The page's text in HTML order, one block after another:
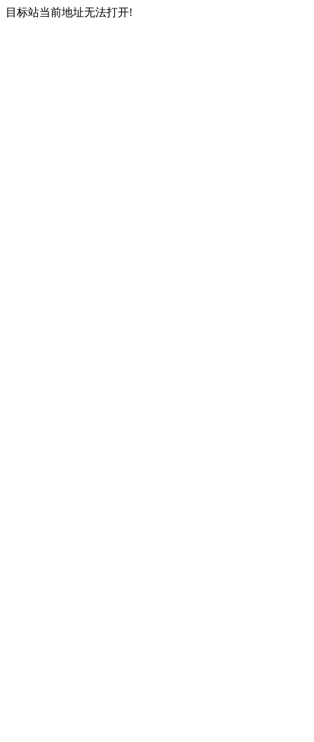
目标站当前地址无法打开!